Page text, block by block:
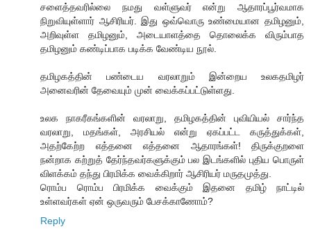
சளைத்தவரில்லை நமது வள்ளுவர் என்று ஆதாரப்பூர்வமாக
நிறுவியுள்ளார் ஆசிரியர். இது ஒவ்வொரு உண்மையான தமிழனும்,
அறிவுள்ள தமிழனும், அடையாளத்தை தொலைக்க விரும்பாத
தமிழனும் கண்டிப்பாக படிக்க வேண்டிய நூல்.
தமிழகத்தின் பண்டைய வரலாறும் இன்றைய உலகதமிழர்
அனைவரின் தேவையும் முன் வைக்கப்பட்டுள்ளது.
உலக நாகரீகங்களின் வரலாறு, தமிழகத்தின் புவியியல் சார்ந்த
வரலாறு, மதங்கள், அரசியல் என்று ஏகப்பட்ட கருத்துக்கள்,
அதற்கேற்ற எத்தனை எத்தனை ஆதாரங்கள்! திருக்குறளை
நன்றாக கற்றுத் தேர்ந்தவர்களுக்கும் பல இடங்களில் புதிய பொருள்
விளக்கம் தந்து பிரமிக்க வைக்கிறார் ஆசிரியர் மருதமுத்து.
ரொம்ப ரொம்ப பிரமிக்க வைக்கும் இதனை தமிழ் நாட்டில்
உள்ளவர்கள் ஏன் ஒருவரும் பேசக்காணோம்?
Reply